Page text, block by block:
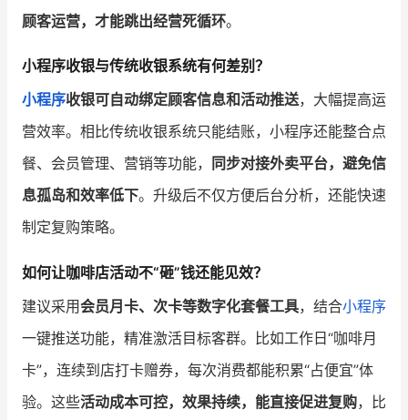
顾客运营，才能跳出经营死循环。
小程序收银与传统收银系统有何差别？
小程序收银可自动绑定顾客信息和活动推送，大幅提高运
营效率。相比传统收银系统只能结账，小程序还能整合点
餐、会员管理、营销等功能，
同步对接外卖平台，避免信
息孤岛和效率低下。升级后不仅方便后台分析，还能快速
制定复购策略。
如何让咖啡店活动不“砸”钱还能见效？
建议采用会员月卡、次卡等数字化套餐工具，结合小程序
一键推送功能，精准激活目标客群。比如工作日“咖啡月
卡”，连续到店打卡赠券，每次消费都能积累“占便宜”体
验。这些活动成本可控，效果持续，能直接促进复购，比